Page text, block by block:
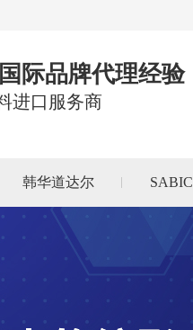
际品牌代理经验
进口服务商
韩华道达尔 SABIC